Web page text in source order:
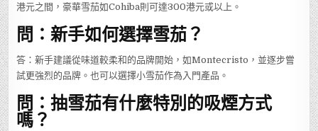
港元之間，豪華雪茄如Cohiba則可達300港元或以上。
問：新手如何選擇雪茄？
答：新手建議從味道較柔和的品牌開始，如Montecristo，並逐步嘗
試更強烈的品牌。也可以選擇小雪茄作為入門產品。
問：抽雪茄有什麼特別的吸煙方式
嗎？